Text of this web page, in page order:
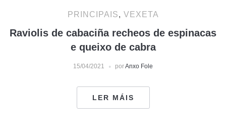
PRINCIPAIS, VEXETA
Raviolis de cabaciña recheos de espinacas
e queixo de cabra
15/04/2021 porAnxo Fole
LER MÁIS